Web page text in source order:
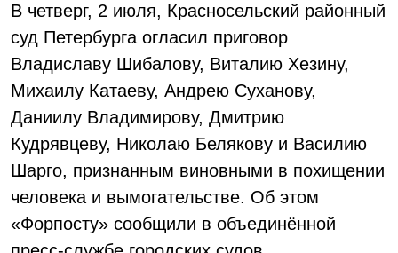
В четверг, 2 июля, Красносельский районный
суд Петербурга огласил приговор
Владиславу Шибалову, Виталию Хезину,
Михаилу Катаеву, Андрею Суханову,
Даниилу Владимирову, Дмитрию
Кудрявцеву, Николаю Белякову и Василию
Шарго, признанным виновными в похищении
человека и вымогательстве. Об этом
«Форпосту» сообщили в объединённой